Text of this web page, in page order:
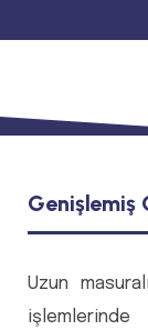
Genişlemiş
Uzun